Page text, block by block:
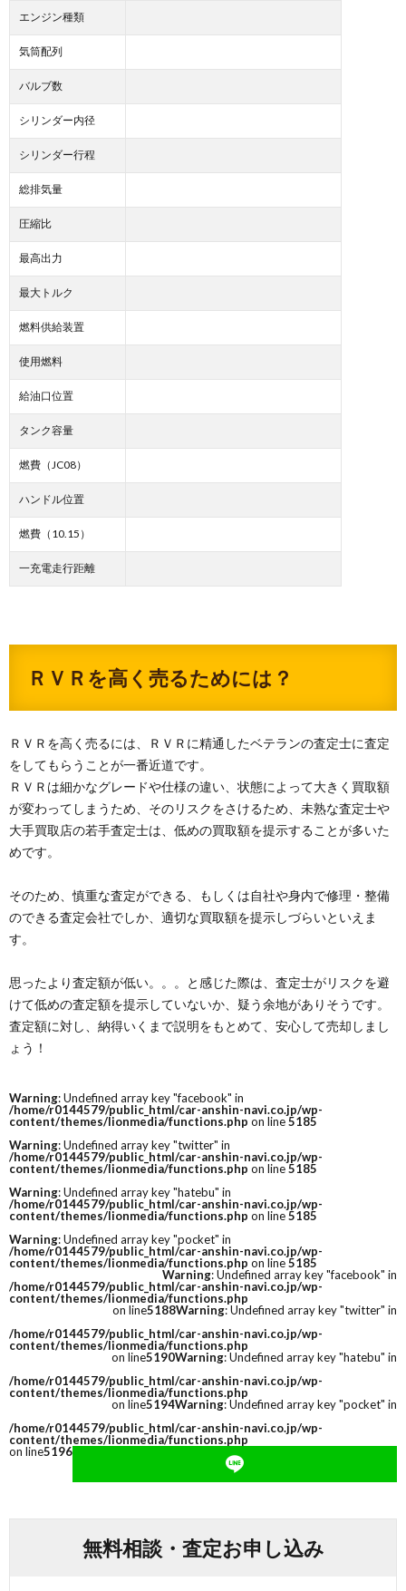
エンジン種類
気筒配列
バルブ数
シリンダー内径
シリンダー行程
総排気量
圧縮比
最高出力
最大トルク
燃料供給装置
使用燃料
給油口位置
タンク容量
燃費（JC08）
ハンドル位置
燃費（10.15）
一充電走行距離
ＲＶＲを高く売るためには？
ＲＶＲを高く売るには、ＲＶＲに精通したベテランの査定士に査定
をしてもらうことが一番近道です。
ＲＶＲは細かなグレードや仕様の違い、状態によって大きく買取額
が変わってしまうため、そのリスクをさけるため、未熟な査定士や
大手買取店の若手査定士は、低めの買取額を提示することが多いた
めです。
そのため、慎重な査定ができる、もしくは自社や身内で修理・整備
のできる査定会社でしか、適切な買取額を提示しづらいといえま
す。
思ったより査定額が低い。。。と感じた際は、査定士がリスクを避
けて低めの査定額を提示していないか、疑う余地がありそうです。
査定額に対し、納得いくまで説明をもとめて、安心して売却しまし
ょう！
Warning: Undefined array key "facebook" in
/home/r0144579/public_html/car-anshin-navi.co.jp/wp-
content/themes/lionmedia/functions.php on line5185
Warning: Undefined array key "twitter" in
/home/r0144579/public_html/car-anshin-navi.co.jp/wp-
content/themes/lionmedia/functions.php on line5185
Warning: Undefined array key "hatebu" in
/home/r0144579/public_html/car-anshin-navi.co.jp/wp-
content/themes/lionmedia/functions.php on line5185
Warning: Undefined array key "pocket" in
/home/r0144579/public_html/car-anshin-navi.co.jp/wp-
content/themes/lionmedia/functions.php on line5185
Warning: Undefined array key "facebook" in
/home/r0144579/public_html/car-anshin-navi.co.jp/wp-
content/themes/lionmedia/functions.php
on line5188Warning: Undefined array key "twitter" in
/home/r0144579/public_html/car-anshin-navi.co.jp/wp-
content/themes/lionmedia/functions.php
on line5190Warning: Undefined array key "hatebu" in
/home/r0144579/public_html/car-anshin-navi.co.jp/wp-
content/themes/lionmedia/functions.php
on line5194Warning: Undefined array key "pocket" in
/home/r0144579/public_html/car-anshin-navi.co.jp/wp-
content/themes/lionmedia/functions.php
on line5196
無料相談・査定お申し込み